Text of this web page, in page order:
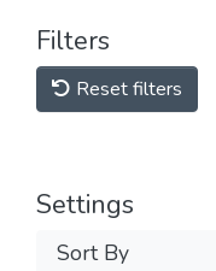
Filters
Reset filters
Settings
Sort By